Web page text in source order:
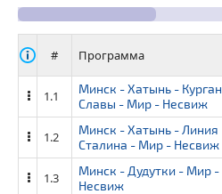
# Программа
1.1
Минск - Хатынь - Курган
Славы - Мир - Несвиж
1.2
Минск - Хатынь - Линия
Сталина - Мир - Несвиж
1.3
Минск - Дудутки - Мир -
Несвиж